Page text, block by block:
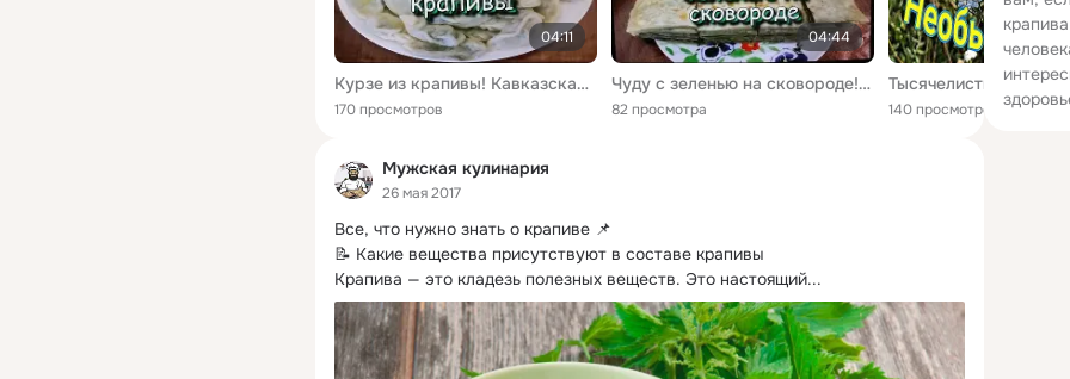
04:11
Курзе из крапивы! Кавказская кухня! / Kurz nettle! Caucasian cuisine!
170 просмотров
04:44
Чуду с зеленью на сковороде! Кавказская кухня! / Caucasian cuisine!
82 просмотра 140 просмотров
Мужская кулинария
26 мая 2017
Все, что нужно знать о крапиве 📌
📝 Какие вещества присутствуют в составе крапивы
Крапива — это кладезь полезных веществ. Это настоящий...